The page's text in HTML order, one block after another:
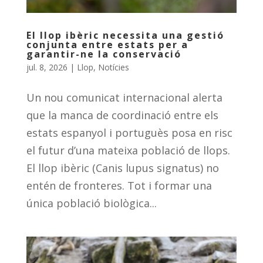
El llop ibèric necessita una gestió
conjunta entre estats per a
garantir-ne la conservació
jul. 8, 2026 | Llop, Notícies
Un nou comunicat internacional alerta
que la manca de coordinació entre els
estats espanyol i portuguès posa en risc
el futur d’una mateixa població de llops.
El llop ibèric (Canis lupus signatus) no
entén de fronteres. Tot i formar una
única població biològica...